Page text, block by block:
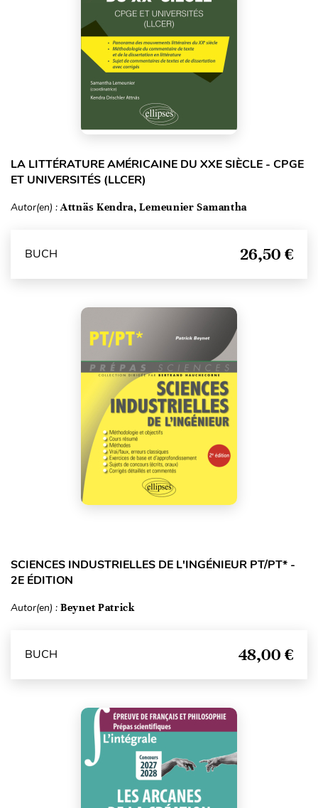
LA LITTÉRATURE AMÉRICAINE DU XXE SIÈCLE - CPGE
ET UNIVERSITÉS (LLCER)
Autor(en) :Attnäs Kendra, Lemeunier Samantha
BUCH 26,50 €
SCIENCES INDUSTRIELLES DE L'INGÉNIEUR PT/PT* -
2E ÉDITION
Autor(en) : Beynet Patrick
BUCH 48,00 €